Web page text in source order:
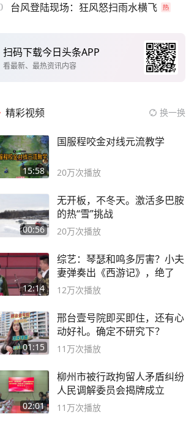
台风登陆现场：狂风怒扫雨水横飞
扫码下载今日头条APP
看最新、最热资讯内容
精彩视频 换一换
15:58
国服程咬金对线元流教学
20万次播放
00:56
无开板，不冬天。激活多巴胺
的热“雪”挑战
20万次播放
12:14
综艺：琴瑟和鸣多厉害？小夫
妻弹奏出《西游记》，绝了
12万次播放
01:15
邢台壹号院即买即住，还有心
动好礼。确定不研究下？
11万次播放
02:01
柳州市被行政拘留人矛盾纠纷
人民调解委员会揭牌成立
11万次播放